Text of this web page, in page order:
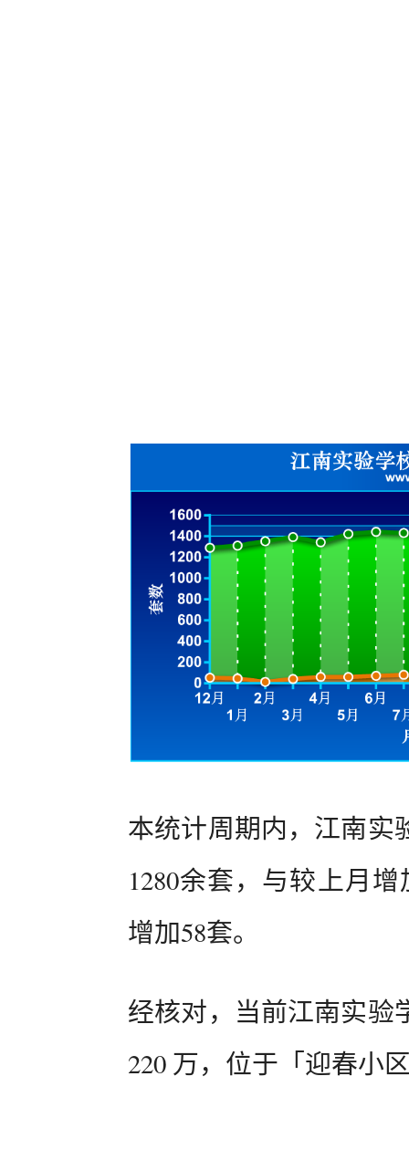
本统计周期内，江南实
1280余套，与较上月
增加58套。
经核对，当前江南实验
220 万，位于「迎春小